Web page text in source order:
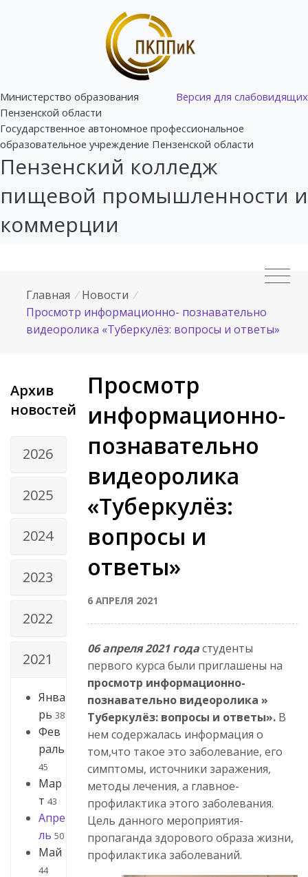
Версия для слабовидящих
Министерство образования
Пензенской области
Государственное автономное профессиональное
образовательное учреждение Пензенской области
Пензенский колледж
пищевой промышленности и
коммерции
Главная / Новости /
Просмотр информационно- познавательно
видеоролика «Туберкулёз: вопросы и ответы»
Архив
новостей
2026
2025
2024
2023
2022
2021
Янва
рь 38
Фев
раль
45
Мар
т 43
Апре
ль 50
Май
44
Просмотр
информационно-
познавательно
видеоролика
«Туберкулёз:
вопросы и
ответы»
6 АПРЕЛЯ 2021
06 апреля 2021 годастуденты
первого курса были приглашены на
просмотр информационно-
познавательно видеоролика »
Туберкулёз: вопросы и ответы». В
нем содержалась информация о
том,что такое это заболевание, его
симптомы, источники заражения,
методы лечения, а главное-
профилактика этого заболевания.
Цель данного мероприятия-
пропаганда здорового образа жизни,
профилактика заболеваний.